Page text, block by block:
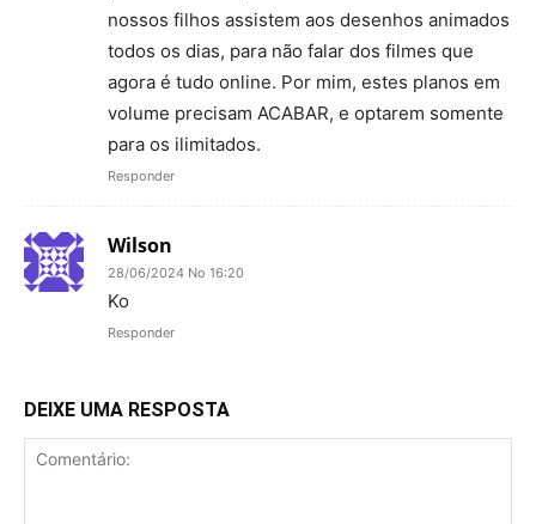
nossos filhos assistem aos desenhos animados
todos os dias, para não falar dos filmes que
agora é tudo online. Por mim, estes planos em
volume precisam ACABAR, e optarem somente
para os ilimitados.
Responder
Wilson
28/06/2024 No 16:20
Ko
Responder
DEIXE UMA RESPOSTA